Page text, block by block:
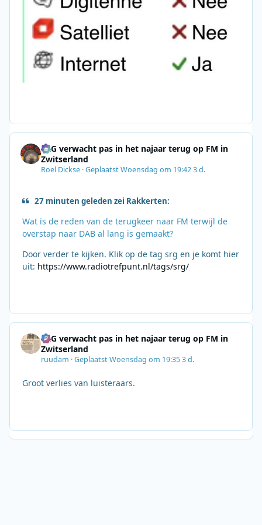
SRG verwacht pas in het najaar terug op FM in
Zwitserland
Roel Dickse ·GeplaatstWoensdag om 19:423 d.
27 minuten geleden zei Rakkerten:
Wat is de reden van de terugkeer naar FM terwijl de
overstap naar DAB al lang is gemaakt?
Door verder te kijken. Klik op de tag srg en je komt hier
uit: https://www.radiotrefpunt.nl/tags/srg/
SRG verwacht pas in het najaar terug op FM in
Zwitserland
ruudam ·GeplaatstWoensdag om 19:353 d.
Groot verlies van luisteraars.